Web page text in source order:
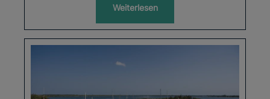
Weiterlesen